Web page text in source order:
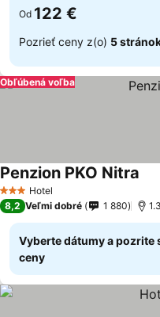
Od 122 €
Pozrieť ceny z(o) 5
Obľúbená voľba
3 Počet hviezdičiek
Hotel
Penzion PKO Nitra
8,2 Veľmi dobré 1 880
Vyberte dátumy a pozrite
ceny